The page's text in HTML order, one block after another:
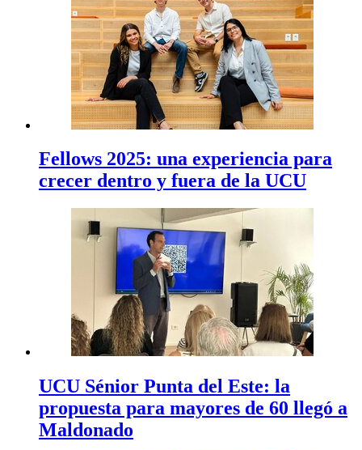
Fellows 2025: una experiencia para
crecer dentro y fuera de la UCU
UCU Sénior Punta del Este: la
propuesta para mayores de 60 llegó a
Maldonado